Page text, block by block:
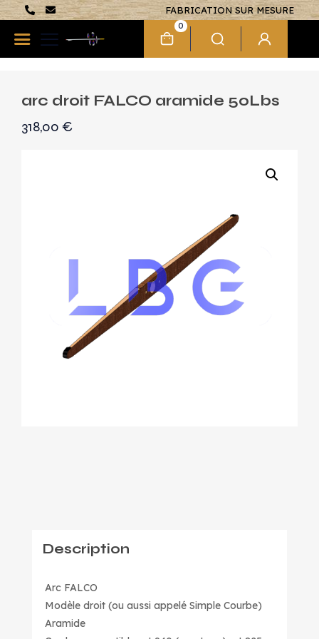
FABRICATION SUR MESURE
0
arc droit FALCO aramide 50Lbs
318,00 €
Description
Arc FALCO
Modèle droit (ou aussi appelé Simple Courbe)
Aramide